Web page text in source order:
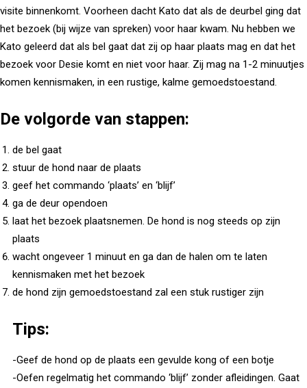
visite binnenkomt. Voorheen dacht Kato dat als de deurbel ging dat
het bezoek (bij wijze van spreken) voor haar kwam. Nu hebben we
Kato geleerd dat als bel gaat dat zij op haar plaats mag en dat het
bezoek voor Desie komt en niet voor haar. Zij mag na 1-2 minuutjes
komen kennismaken, in een rustige, kalme gemoedstoestand.
De volgorde van stappen:
de bel gaat
stuur de hond naar de plaats
geef het commando ‘plaats’ en ‘blijf’
ga de deur opendoen
laat het bezoek plaatsnemen. De hond is nog steeds op zijn
plaats
wacht ongeveer 1 minuut en ga dan de halen om te laten
kennismaken met het bezoek
de hond zijn gemoedstoestand zal een stuk rustiger zijn
Tips:
-Geef de hond op de plaats een gevulde kong of een botje
-Oefen regelmatig het commando ‘blijf’ zonder afleidingen. Gaat